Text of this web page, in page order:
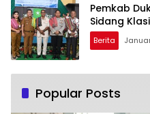
Pemkab
Sidang
Berita
Popular Posts